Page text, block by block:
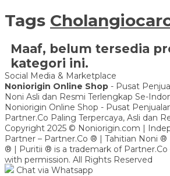
Tags
Maaf, belum tersedia
kategori ini.
Social Media & Marketplace
Noniorigin Online Shop - Pusat
Noni Asli dan Resmi Terlengkap Se-
Noniorigin Online Shop - Pusat
Partner.Co Paling Terpercaya, Asli dan
Copyright 2025 © Noniorigin.com |
Partner – Partner.Co ® | Tahitian Noni
® | Puritii ® is a trademark of Partner.Co
with permission. All Rights Reserved
Chat via Whatsapp